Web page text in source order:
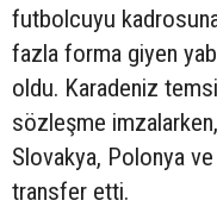
futbolcuyu
fazla forma giyen
oldu. Karadeniz
sözleşme
Slovakya, Polonya
transfer etti.